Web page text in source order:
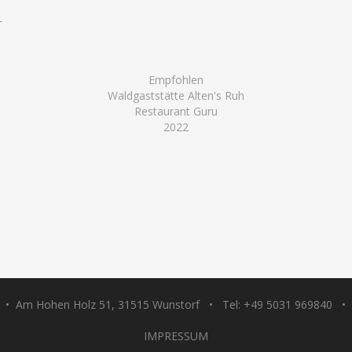
Empfohlen
Waldgaststätte Alten's Ruh
Restaurant Guru
2022
Am Hohen Holz 51, 31515 Wunstorf • Tel: +49 5031 969840 •
IMPRESSUM